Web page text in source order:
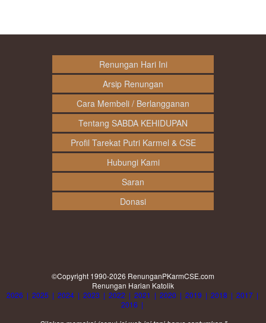
Renungan Hari Ini
Arsip Renungan
Cara Membeli / Berlangganan
Tentang SABDA KEHIDUPAN
Profil Tarekat Putri Karmel & CSE
Hubungi Kami
Saran
Donasi
©Copyright 1990-2026 RenunganPKarmCSE.com
Renungan Harian Katolik
2026 | 2025 | 2024 | 2023 | 2022 | 2021 | 2020 | 2019 | 2018 | 2017 |
2016 |